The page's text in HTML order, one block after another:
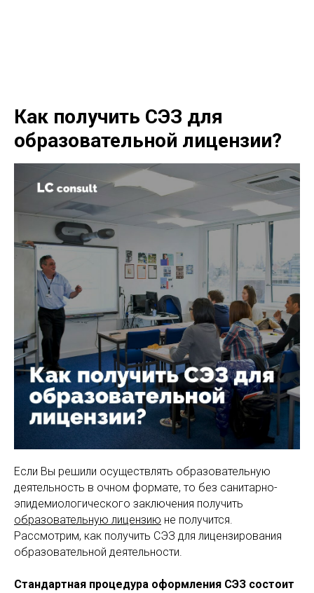
Как получить СЭЗ для
образовательной лицензии?
Если Вы решили осуществлять образовательную
деятельность в очном формате, то без санитарно-
эпидемиологического заключения получить
образовательную лицензию не получится.
Рассмотрим, как получить СЭЗ для лицензирования
образовательной деятельности.
Стандартная процедура оформления СЭЗ состоит